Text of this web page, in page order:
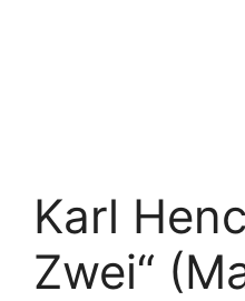
Karl
Zwei“